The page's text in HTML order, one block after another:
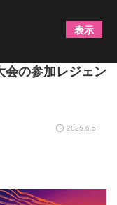
バレーボール
会の参加レジェン
2025.6.5
表示